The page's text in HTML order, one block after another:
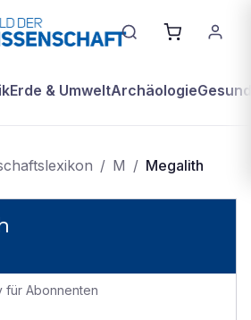
Erde & UmweltArchäologie
/ M / Megalith
für Abonnenten